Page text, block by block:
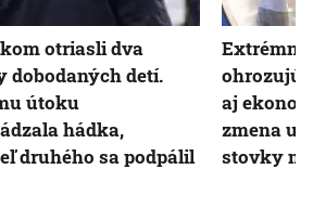
otriasli dva
dobodaných detí.
útoku
hádka,
druhého sa podpálil
ohrozujú
aj
zmena
stovky